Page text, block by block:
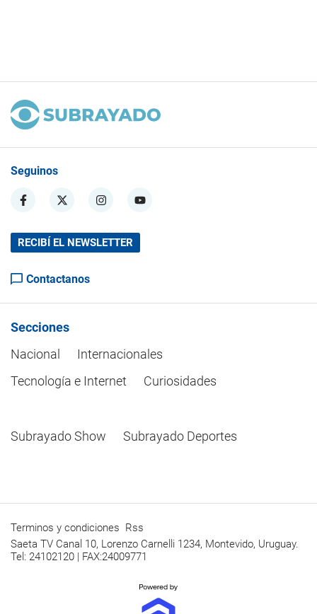
Seguinos
RECIBÍ EL NEWSLETTER
Contactanos
Secciones
Nacional
Internacionales
Tecnología e Internet
Curiosidades
Subrayado Show Subrayado Deportes
Terminos y condiciones Rss
Saeta TV Canal 10, Lorenzo Carnelli 1234, Montevido, Uruguay.
Tel: 24102120 | FAX:24009771